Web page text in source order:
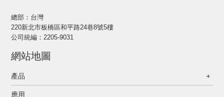
總部：台灣
220新北市板橋區和平路24巷8號5樓
公司統編：2205-9031
網站地圖
產品
應用